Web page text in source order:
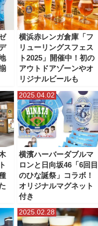
横浜ベイブリッジスカイウォーク
横浜美術館 横浜赤レンガ倉庫
横浜赤レンガ倉庫「フ
リューリングスフェス
ト2025」開催中！初の
アウトドアゾーンやオ
リジナルビールも
2025.04.02
横濱ハーバーダブルマ
ロンと日向坂46「6回目
のひな誕祭」コラボ！
オリジナルマグネット
付き
2025.02.28